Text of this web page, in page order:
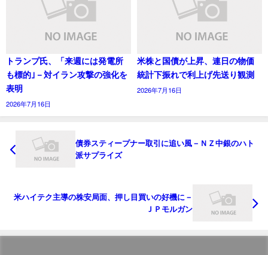
トランプ氏、「来週には発電所
も標的｣－対イラン攻撃の強化を
表明
2026年7月16日
米株と国債が上昇、連日の物価
統計下振れで利上げ先送り観測
2026年7月16日
債券スティープナー取引に追い風－ＮＺ中銀のハト
派サプライズ
米ハイテク主導の株安局面、押し目買いの好機に－
ＪＰモルガン